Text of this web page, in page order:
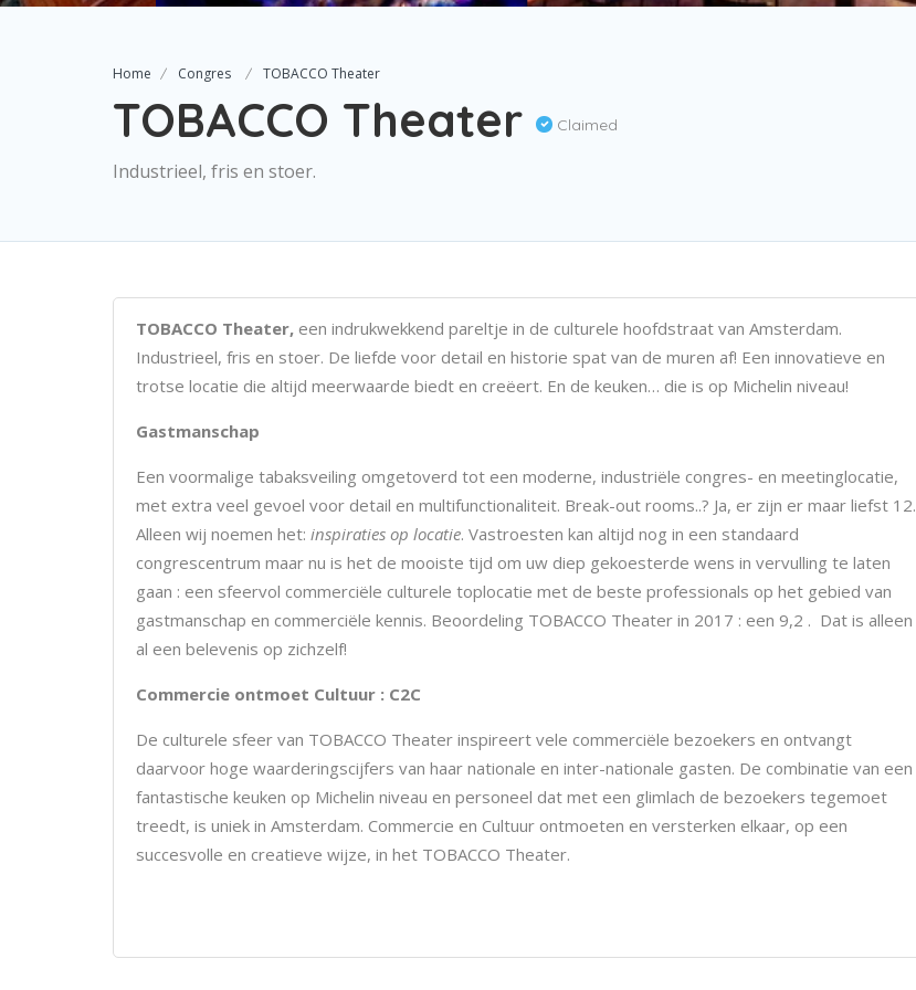
Home Congres TOBACCO Theater
TOBACCO Theater Claimed
Industrieel, fris en stoer.
TOBACCO Theater, een indrukwekkend pareltje in de culturele hoofdstraat van Amsterdam.
Industrieel, fris en stoer. De liefde voor detail en historie spat van de muren af! Een innovatieve en
trotse locatie die altijd meerwaarde biedt en creëert. En de keuken… die is op Michelin niveau!
Gastmanschap
Een voormalige tabaksveiling omgetoverd tot een moderne, industriële congres- en meetinglocatie,
met extra veel gevoel voor detail en multifunctionaliteit. Break-out rooms..? Ja, er zijn er maar liefst 12.
Alleen wij noemen het: inspiraties op locatie. Vastroesten kan altijd nog in een standaard
congrescentrum maar nu is het de mooiste tijd om uw diep gekoesterde wens in vervulling te laten
gaan : een sfeervol commerciële culturele toplocatie met de beste professionals op het gebied van
gastmanschap en commerciële kennis. Beoordeling TOBACCO Theater in 2017 : een 9,2 . Dat is alleen
al een belevenis op zichzelf!
Commercie ontmoet Cultuur : C2C
De culturele sfeer van TOBACCO Theater inspireert vele commerciële bezoekers en ontvangt
daarvoor hoge waarderingscijfers van haar nationale en inter-nationale gasten. De combinatie van een
fantastische keuken op Michelin niveau en personeel dat met een glimlach de bezoekers tegemoet
treedt, is uniek in Amsterdam. Commercie en Cultuur ontmoeten en versterken elkaar, op een
succesvolle en creatieve wijze, in het TOBACCO Theater.